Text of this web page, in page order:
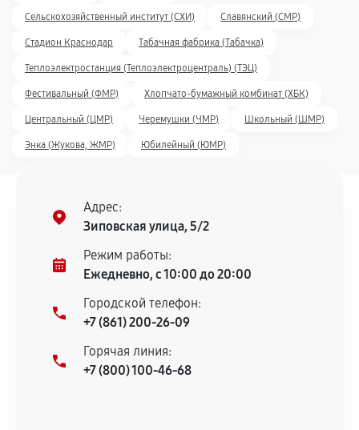
Сельскохозяйственный институт (СХИ) Славянский (СМР)
Стадион Краснодар Табачная фабрика (Табачка)
Теплоэлектростанция (Теплоэлектроцентраль) (ТЭЦ)
Фестивальный (ФМР) Хлопчато-бумажный комбинат (ХБК)
Центральный (ЦМР) Черемушки (ЧМР) Школьный (ШМР)
Энка (Жукова, ЖМР) Юбилейный (ЮМР)
Адрес:
Зиповская улица, 5/2
Режим работы:
Ежедневно, с 10:00 до 20:00
Городской телефон:
+7 (861) 200-26-09
Горячая линия:
+7 (800) 100-46-68